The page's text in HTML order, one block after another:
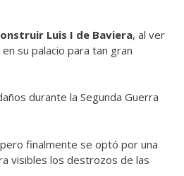
Luis I de Baviera, al ver
su palacio para tan gran
durante la Segunda Guerra
finalmente se optó por una
visibles los destrozos de las